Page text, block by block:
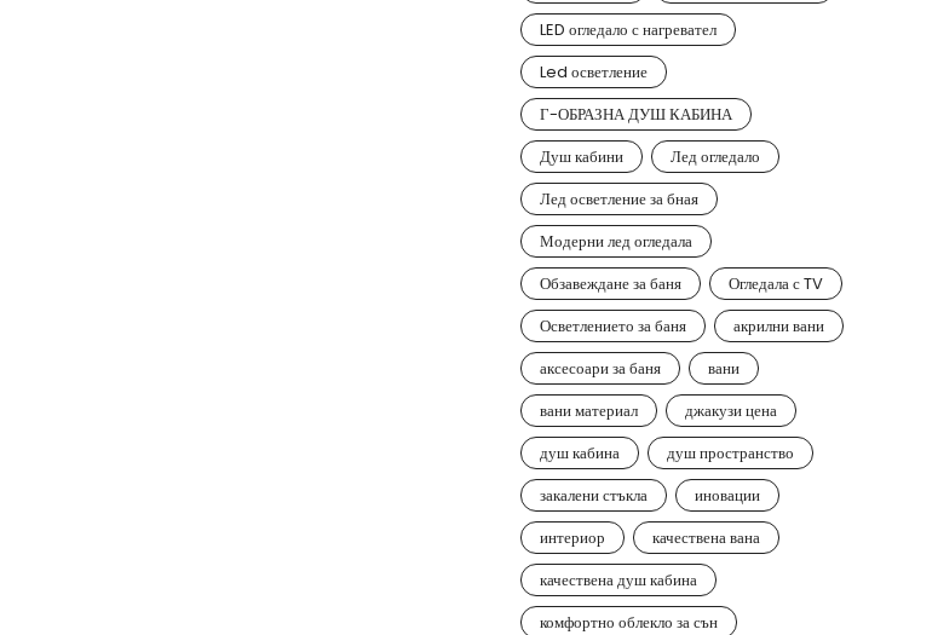
LED огледало с нагревател
Led осветление
Г-ОБРАЗНА ДУШ КАБИНА
Душ кабини
Лед огледало
Лед осветление за бная
Модерни лед огледала
Обзавеждане за баня
Огледала с TV
Осветлението за баня
акрилни вани
аксесоари за баня
вани
вани материал
джакузи цена
душ кабина
душ пространство
закалени стъкла
иновации
интериор
качествена вана
качествена душ кабина
комфортно облекло за сън